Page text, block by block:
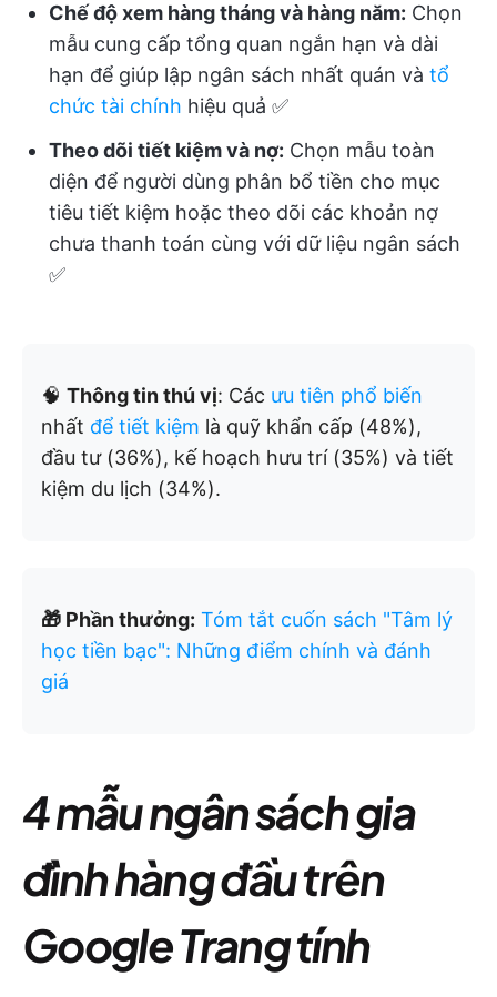
Chế độ xem hàng tháng và hàng năm: Chọn
mẫu cung cấp tổng quan ngắn hạn và dài
hạn để giúp lập ngân sách nhất quán và tổ
chức tài chính hiệu quả ✅
Theo dõi tiết kiệm và nợ: Chọn mẫu toàn
diện để người dùng phân bổ tiền cho mục
tiêu tiết kiệm hoặc theo dõi các khoản nợ
chưa thanh toán cùng với dữ liệu ngân sách
✅
🧠 Thông tin thú vị: Các ưu tiên phổ biến
nhất để tiết kiệm là quỹ khẩn cấp (48%),
đầu tư (36%), kế hoạch hưu trí (35%) và tiết
kiệm du lịch (34%).
🎁 Phần thưởng: Tóm tắt cuốn sách "Tâm lý
học tiền bạc": Những điểm chính và đánh
giá
4 mẫu ngân sách gia
đình hàng đầu trên
Google Trang tính